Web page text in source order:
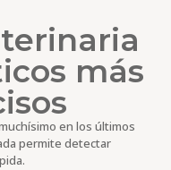
más
en los últimos
permite detectar